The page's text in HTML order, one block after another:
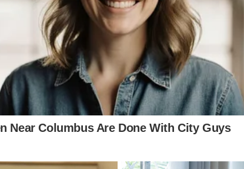
ศไม่ทันตั้งตัวรับข่าวร้าย แฟนคลับแห่ส่งกำลังใจ!!
ควิด” พร้อมขอโทษคนที่ใกล้ชิด!?
ลงานทั้งด้านนักร้องและการแสดงจนล่าสุดเจ้าตัวได้ประกา
มีไข้ Swab ATK หาเชื้อแต่ไม่พบ จึงไปตรวจRT-
อภัยสำหรับงานโชว์ต่างๆ
Near Columbus Are Done With City Guys